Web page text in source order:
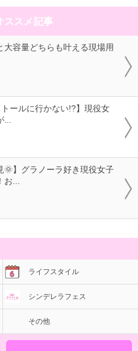
ススメ記事
大容量どちらも叶える現場用
ールに行かない!?】現役女
🌞】グラノーラ好き現役女子
お...
ライフスタイル
シンデレラフェス
その他